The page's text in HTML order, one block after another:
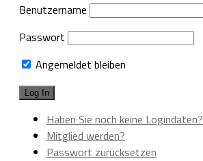
Benutzername
Passwort
Angemeldet bleiben
Haben Sie noch keine Logindaten?
Mitglied werden?
Passwort zurücksetzen